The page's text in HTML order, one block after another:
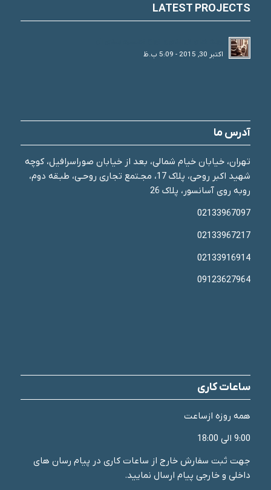
LATEST PROJECTS
اکتبر 30, 2015 - 5:09 ب.ظ
آدرس ما
تهران، خیابان خیام شمالی، بعد از خیابان صوراسرافیل، کوچه
شهید اکبر روحی، پلاک 17، مجـتمع تجاری روحـی، طبـقه دوم،
روبه روی آسانسور، پلاک 26
02133967097
02133967217
02133916914
09123627964
ساعات کاری
همه روزه ازساعت
9:00 الی 18:00
جهت ثبت سفارش خارج از ساعات کاری در پیام رسان های
داخلی و خارجی پیام ارسال نمایید.